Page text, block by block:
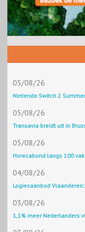
05/08/26
Nintendo Switch 2
05/08/26
Transavia breidt uit in
05/08/26
Horecabond langs 100
04/08/26
Logiesaanbod
03/08/26
1,1% meer Nederlanders